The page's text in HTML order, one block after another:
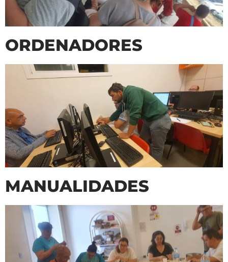
ORDENADORES
MANUALIDADES